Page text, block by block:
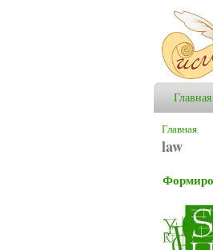
Главная
Вы здесь
Главная
law